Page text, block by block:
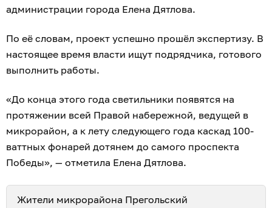
администрации города Елена Дятлова.
По её словам, проект успешно прошёл экспертизу. В
настоящее время власти ищут подрядчика, готового
выполнить работы.
«До конца этого года светильники появятся на
протяжении всей Правой набережной, ведущей в
микрорайон, а к лету следующего года каскад 100-
ваттных фонарей дотянем до самого проспекта
Победы», — отметила Елена Дятлова.
Жители микрорайона Прегольский